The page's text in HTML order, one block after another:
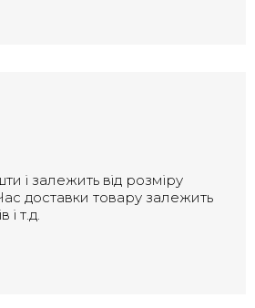
і залежить від розміру
доставки товару залежить
і т.д.